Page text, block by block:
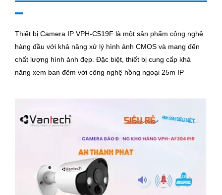
Thiết bị Camera IP VPH-C519F là một sản phẩm công nghệ
hàng đầu với khả năng xử lý hình ảnh CMOS và mang đến
chất lượng hình ảnh đẹp. Đặc biệt, thiết bị cung cấp khả
năng xem ban đêm với công nghệ hồng ngoại 25m IP